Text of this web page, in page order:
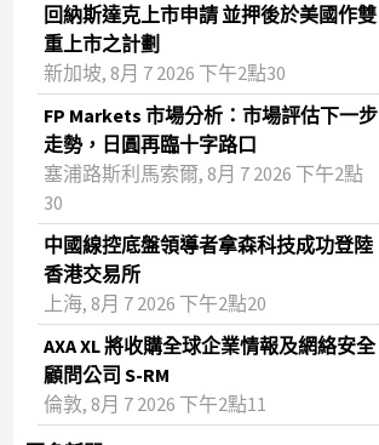
回納斯達克上市申請 並押後於美國作雙
重上市之計劃
新加坡, 8月 7 2026 下午2點30
FP Markets 市場分析：市場評估下一步
走勢，日圓再臨十字路口
塞浦路斯利馬索爾, 8月 7 2026 下午2點
30
中國線控底盤領導者拿森科技成功登陸
香港交易所
上海, 8月 7 2026 下午2點20
AXA XL 將收購全球企業情報及網絡安全
顧問公司 S-RM
倫敦, 8月 7 2026 下午2點11